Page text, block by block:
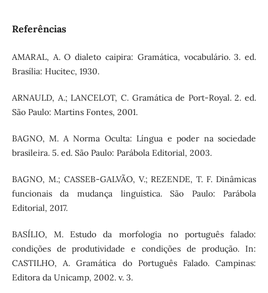
Referências
AMARAL, A. O dialeto caipira: Gramática, vocabulário. 3. ed.
Brasília: Hucitec, 1930.
ARNAULD, A.; LANCELOT, C. Gramática de Port-Royal. 2. ed.
São Paulo: Martins Fontes, 2001.
BAGNO, M. A Norma Oculta: Língua e poder na sociedade
brasileira. 5. ed. São Paulo: Parábola Editorial, 2003.
BAGNO, M.; CASSEB-GALVÃO, V.; REZENDE, T. F. Dinâmicas
funcionais da mudança linguística. São Paulo: Parábola
Editorial, 2017.
BASÍLIO, M. Estudo da morfologia no português falado:
condições de produtividade e condições de produção. In:
CASTILHO, A. Gramática do Português Falado. Campinas:
Editora da Unicamp, 2002. v. 3.